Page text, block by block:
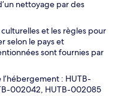
nettoyage par des
et les règles pour
selon le pays et
sont fournies par
: HUTB-
002042, HUTB-002085